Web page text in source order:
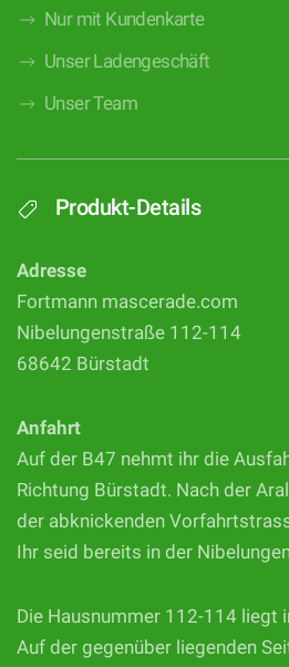
Nur mit Kundenkarte
Unser Ladengeschäft
Unser Team
Produkt-Details
Adresse
Fortmann mascerade.com
Nibelungenstraße 112-114
68642 Bürstadt
Anfahrt
Auf der B47 nehmt ihr die
Richtung Bürstadt. Nach der
der abknickenden
Ihr seid bereits in der
Die Hausnummer 112-114 liegt
Auf der gegenüber liegenden